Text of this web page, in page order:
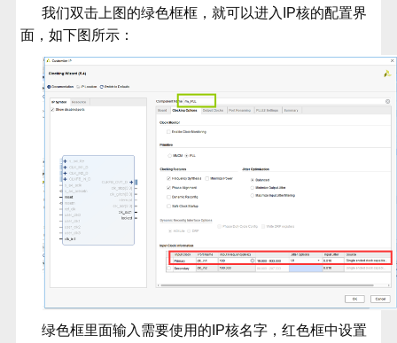
我们双击上图的绿色框框，就可以进入 IP核的配置界
面，如下图所示：
绿色框里面输入需要使用的 IP核名字，红色框中设置